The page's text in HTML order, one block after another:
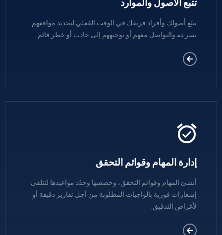
تتبع الأصول والموارد
تتبّع أصولك وأفراد فريقك في الوقت الفعلي لتحديد مواقعهم
بسرعة والتواصل معهم أو توجيههم إلى حادث أو خطر قائم.
إدارة المهام وقوائم التحقق
أنشئ المهام وقوائم التحقق، وخصصها وحدّد مواعيدها لتتلقى
إشعارات فورية بالواجبات المطلوبة من أجل تقارير دقيقة أو
لأغراض التدقيق.